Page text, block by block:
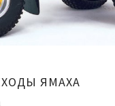
ЯМАХА